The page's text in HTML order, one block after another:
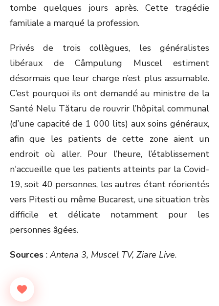
tombe quelques jours après. Cette tragédie
familiale a marqué la profession.
Privés de trois collègues, les généralistes
libéraux de Câmpulung Muscel estiment
désormais que leur charge n’est plus assumable.
C’est pourquoi ils ont demandé au ministre de la
Santé Nelu Tătaru de rouvrir l’hôpital communal
(d’une capacité de 1 000 lits) aux soins généraux,
afin que les patients de cette zone aient un
endroit où aller. Pour l’heure, l’établissement
n'accueille que les patients atteints par la Covid-
19, soit 40 personnes, les autres étant réorientés
vers Pitesti ou même Bucarest, une situation très
difficile et délicate notamment pour les
personnes âgées.
Sources : Antena 3, Muscel TV, Ziare Live.